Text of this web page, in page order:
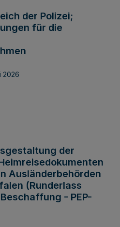
der Polizei;
für die
2026
der
Ausländerbehörden
(Runderlass
- PEP-